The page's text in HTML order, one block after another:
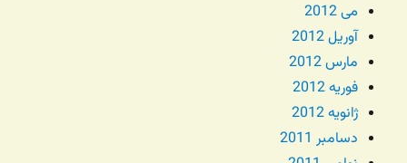
می 2012
آوریل 2012
مارس 2012
فوریه 2012
ژانویه 2012
دسامبر 2011